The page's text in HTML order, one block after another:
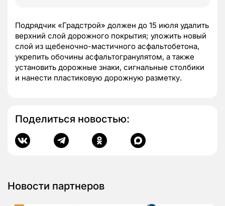
Подрядчик «Градстрой» должен до 15 июля удалить
верхний слой дорожного покрытия; уложить новый
слой из щебеночно-мастичного асфальтобетона,
укрепить обочины асфальтогранулятом, а также
установить дорожные знаки, сигнальные столбики
и нанести пластиковую дорожную разметку.
Поделиться новостью:
Новости партнеров